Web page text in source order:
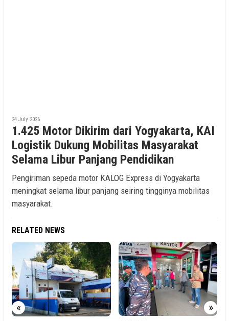
24 July 2026
1.425 Motor Dikirim dari Yogyakarta, KAI
Logistik Dukung Mobilitas Masyarakat
Selama Libur Panjang Pendidikan
Pengiriman sepeda motor KALOG Express di Yogyakarta
meningkat selama libur panjang seiring tingginya mobilitas
masyarakat.
RELATED NEWS
« »